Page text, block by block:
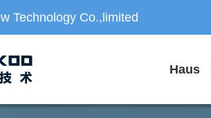
Technology Co.,limited
Haus